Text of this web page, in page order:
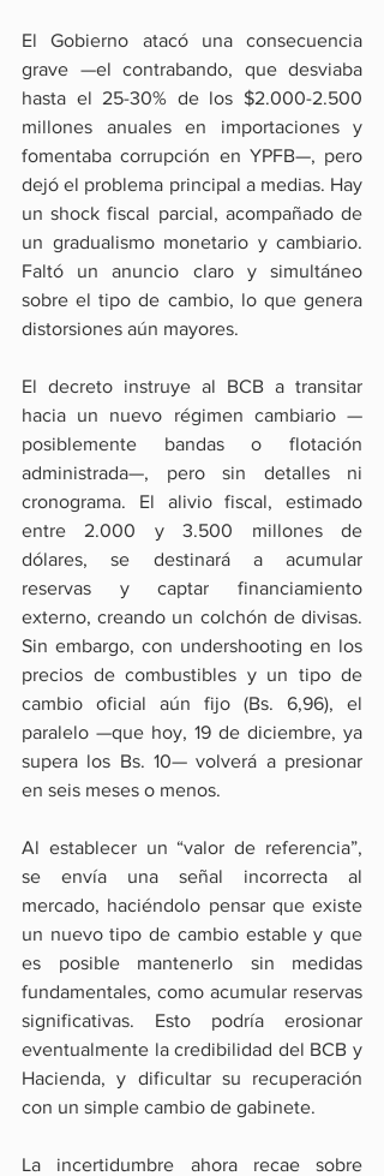
El Gobierno atacó una consecuencia
grave —el contrabando, que desviaba
hasta el 25-30% de los $2.000-2.500
millones anuales en importaciones y
fomentaba corrupción en YPFB—, pero
dejó el problema principal a medias. Hay
un shock fiscal parcial, acompañado de
un gradualismo monetario y cambiario.
Faltó un anuncio claro y simultáneo
sobre el tipo de cambio, lo que genera
distorsiones aún mayores.
El decreto instruye al BCB a transitar
hacia un nuevo régimen cambiario —
posiblemente bandas o flotación
administrada—, pero sin detalles ni
cronograma. El alivio fiscal, estimado
entre 2.000 y 3.500 millones de
dólares, se destinará a acumular
reservas y captar financiamiento
externo, creando un colchón de divisas.
Sin embargo, con undershooting en los
precios de combustibles y un tipo de
cambio oficial aún fijo (Bs. 6,96), el
paralelo —que hoy, 19 de diciembre, ya
supera los Bs. 10— volverá a presionar
en seis meses o menos.
Al establecer un “valor de referencia”,
se envía una señal incorrecta al
mercado, haciéndolo pensar que existe
un nuevo tipo de cambio estable y que
es posible mantenerlo sin medidas
fundamentales, como acumular reservas
significativas. Esto podría erosionar
eventualmente la credibilidad del BCB y
Hacienda, y dificultar su recuperación
con un simple cambio de gabinete.
La incertidumbre ahora recae sobre